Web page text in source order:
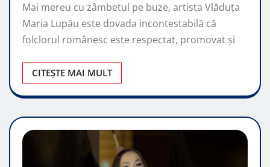
Mai mereu cu zâmbetul pe buze, artista Vlăduța
Maria Lupău este dovada incontestabilă că
folclorul românesc este respectat, promovat şi
CITEȘTE MAI MULT